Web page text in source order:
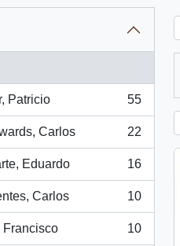
Patricio 55
Carlos 22
Eduardo 16
Carlos 10
Francisco 10